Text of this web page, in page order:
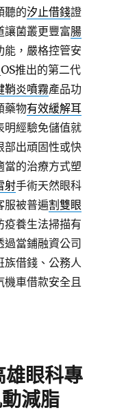
聽的汐止借錢證
讓菌叢更豐富腸
能，嚴格控管安
推出的第二代
鞘炎噴霧產品功
藥物有效緩解耳
明經驗免儲值就
部出頑固性或快
當的治療方式塑
射手術天然眼科
服被普遍割雙眼
疫養生法掃描有
當鋪融資公司
族借錢、公務人
機車借款安全且
眼科專
減脂